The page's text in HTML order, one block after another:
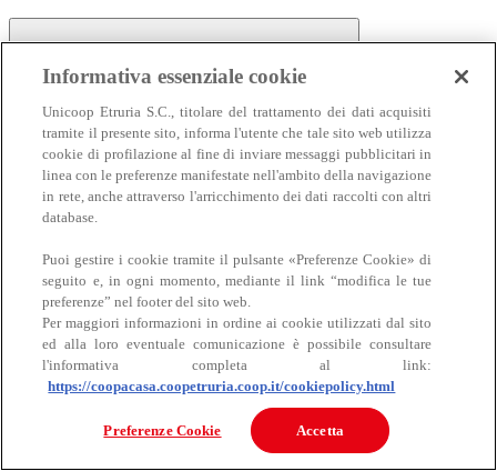
Carne
Carne
Bovino
Informativa essenziale cookie
Unicoop Etruria S.C., titolare del trattamento dei dati acquisiti
tramite il presente sito, informa l'utente che tale sito web utilizza
cookie di profilazione al fine di inviare messaggi pubblicitari in
linea con le preferenze manifestate nell'ambito della navigazione
in rete, anche attraverso l'arricchimento dei dati raccolti con altri
database.
Puoi gestire i cookie tramite il pulsante «Preferenze Cookie» di
seguito e, in ogni momento, mediante il link “modifica le tue
preferenze” nel footer del sito web.
Per maggiori informazioni in ordine ai cookie utilizzati dal sito
ed alla loro eventuale comunicazione è possibile consultare
l'informativa completa al link:
https://coopacasa.coopetruria.coop.it/cookiepolicy.html
Preferenze Cookie Accetta